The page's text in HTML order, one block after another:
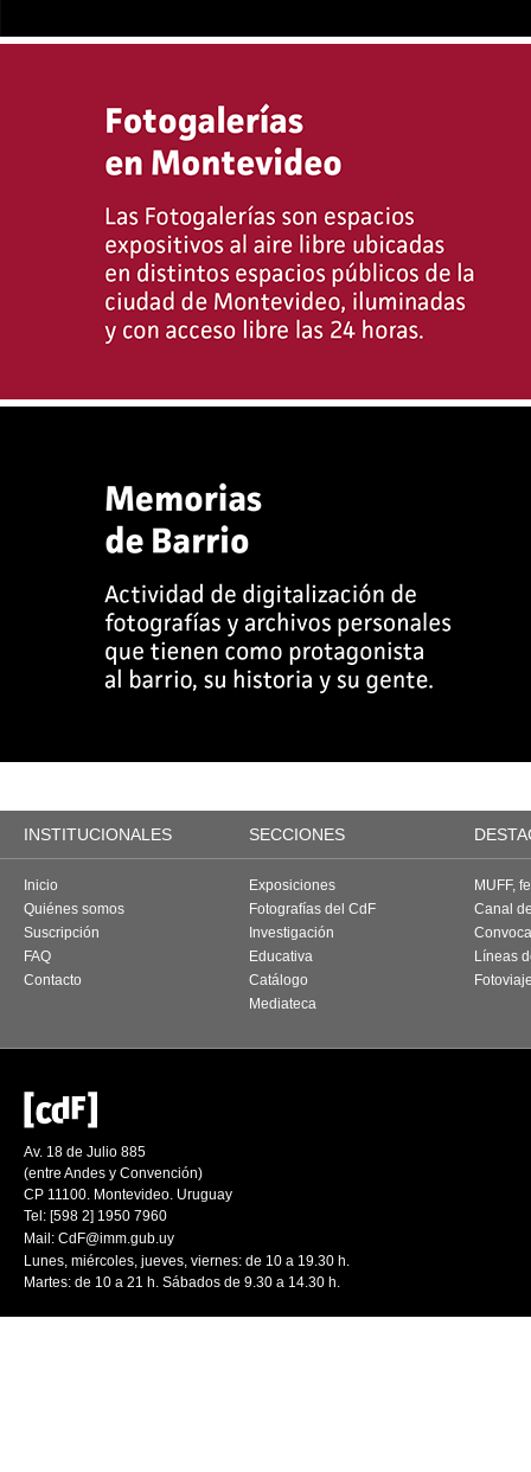
INSTITUCIONALES SECCIONES
Inicio
Quiénes somos
Suscripción
FAQ
Contacto
Exposiciones
Fotografías del CdF
Investigación
Educativa
Catálogo
Mediateca
MUFF,
Canal
Líneas
Av. 18 de Julio 885
(entre Andes y Convención)
CP 11100. Montevideo. Uruguay
Tel: [598 2] 1950 7960
Mail: CdF@imm.gub.uy
Lunes, miércoles, jueves, viernes: de 10 a 19.30 h.
Martes: de 10 a 21 h. Sábados de 9.30 a 14.30 h.